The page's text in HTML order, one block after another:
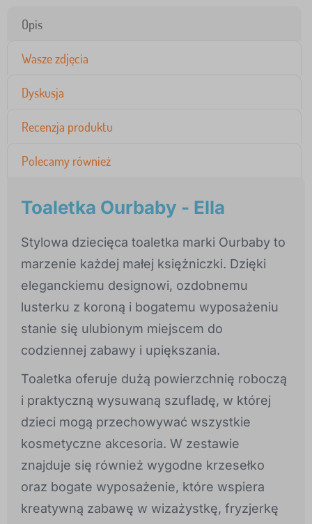
Opis
Wasze zdjęcia
Dyskusja
Recenzja produktu
Polecamy również
Toaletka Ourbaby - Ella
Stylowa dziecięca toaletka marki Ourbaby to
marzenie każdej małej księżniczki. Dzięki
eleganckiemu designowi, ozdobnemu
lusterku z koroną i bogatemu wyposażeniu
stanie się ulubionym miejscem do
codziennej zabawy i upiększania.
Toaletka oferuje dużą powierzchnię roboczą
i praktyczną wysuwaną szufladę, w której
dzieci mogą przechowywać wszystkie
kosmetyczne akcesoria. W zestawie
znajduje się również wygodne krzesełko
oraz bogate wyposażenie, które wspiera
kreatywną zabawę w wizażystkę, fryzjerkę